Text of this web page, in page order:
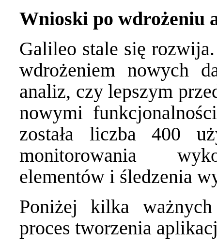
Wnioski po wdrożeniu
Galileo stale się
wdrożeniem nowych
analiz, czy lepszym
nowymi
została liczba 400
monitorowania
elementów i śledzenia
Poniżej kilka ważnych
proces tworzenia